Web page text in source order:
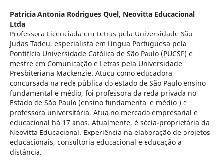
Patricia Antonia Rodrigues Quel, Neovitta Educacional
Ltda
Professora Licenciada em Letras pela Universidade São
Judas Tadeu, especialista em Língua Portuguesa pela
Pontifícia Universidade Católica de São Paulo (PUCSP) e
mestre em Comunicação e Letras pela Universidade
Presbiteriana Mackenzie. Atuou como educadora
concursada na rede pública do estado de São Paulo ensino
fundamental e médio, foi professora da reda privada no
Estado de São Paulo (ensino fundamental e médio ) e
professora universitária. Atua no mercado empresarial e
educacional há 17 anos. Atualmente, é sócia-proprietária da
Neovitta Educacional. Experiência na elaboração de projetos
educacionais, consultoria educacional e educação a
distância.